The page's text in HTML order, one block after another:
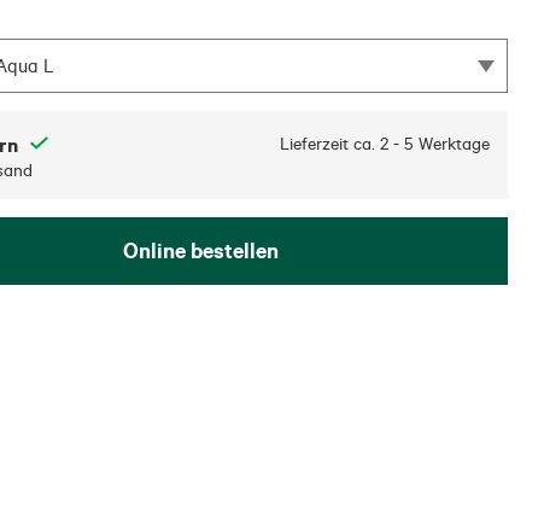
L
Lieferzeit ca. 2 - 5 Werktage
Online bestellen